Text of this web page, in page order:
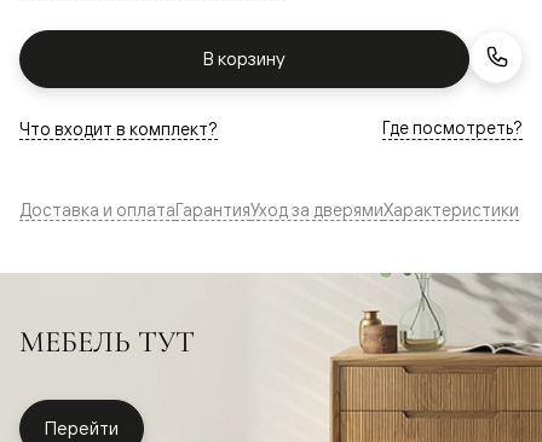
В корзину
Что входит в комплект? Где посмотреть?
Доставка и оплатаГарантияУход за дверямиХарактеристики
МЕБЕЛЬ ТУТ
Перейти